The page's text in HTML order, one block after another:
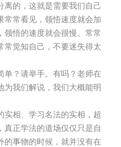
离的，这就是需要我们自己
常常看见，领悟速度就会加
领悟的速度就会很慢。常常
常觉知自己，不要迷失得太
单？请举手。有吗？老师在
为我们解说，我们大概能明
实相、学习名法的实相，超
真正学法的道场仅仅只是自
的事物的时候，就并没有在